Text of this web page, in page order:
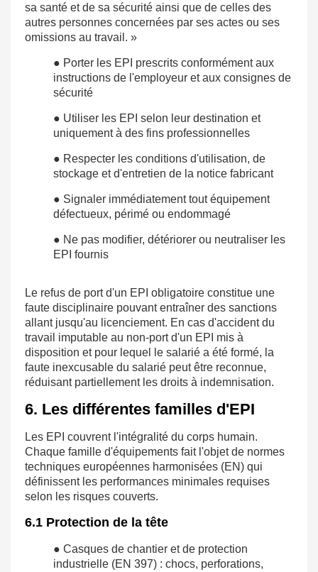
sa santé et de sa sécurité ainsi que de celles des
autres personnes concernées par ses actes ou ses
omissions au travail. »
● Porter les EPI prescrits conformément aux
instructions de l'employeur et aux consignes de
sécurité
● Utiliser les EPI selon leur destination et
uniquement à des fins professionnelles
● Respecter les conditions d'utilisation, de
stockage et d'entretien de la notice fabricant
● Signaler immédiatement tout équipement
défectueux, périmé ou endommagé
● Ne pas modifier, détériorer ou neutraliser les
EPI fournis
Le refus de port d'un EPI obligatoire constitue une
faute disciplinaire pouvant entraîner des sanctions
allant jusqu'au licenciement. En cas d'accident du
travail imputable au non-port d'un EPI mis à
disposition et pour lequel le salarié a été formé, la
faute inexcusable du salarié peut être reconnue,
réduisant partiellement les droits à indemnisation.
6. Les différentes familles d'EPI
Les EPI couvrent l'intégralité du corps humain.
Chaque famille d'équipements fait l'objet de normes
techniques européennes harmonisées (EN) qui
définissent les performances minimales requises
selon les risques couverts.
6.1 Protection de la tête
● Casques de chantier et de protection
industrielle (EN 397) : chocs, perforations,